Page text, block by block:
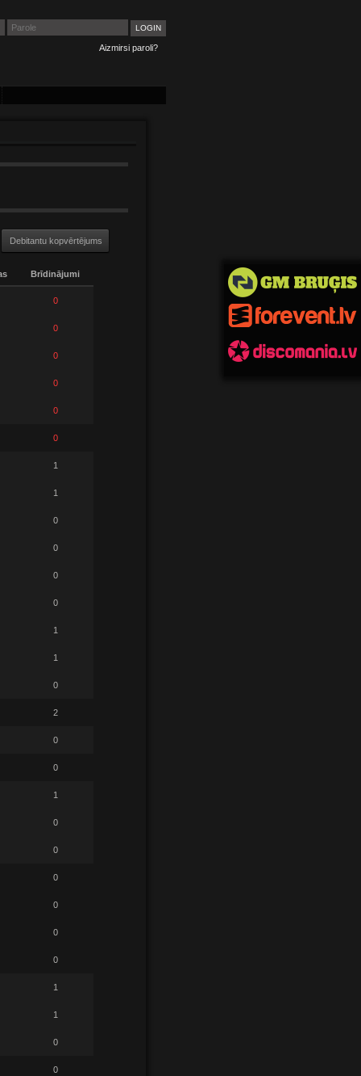
Aizmirsi paroli?
Debitantu kopvērtējums
Brīdinājumi
0
0
0
0
0
0
1
1
0
0
0
0
1
1
0
2
0
0
1
0
0
0
0
0
0
1
1
0
0